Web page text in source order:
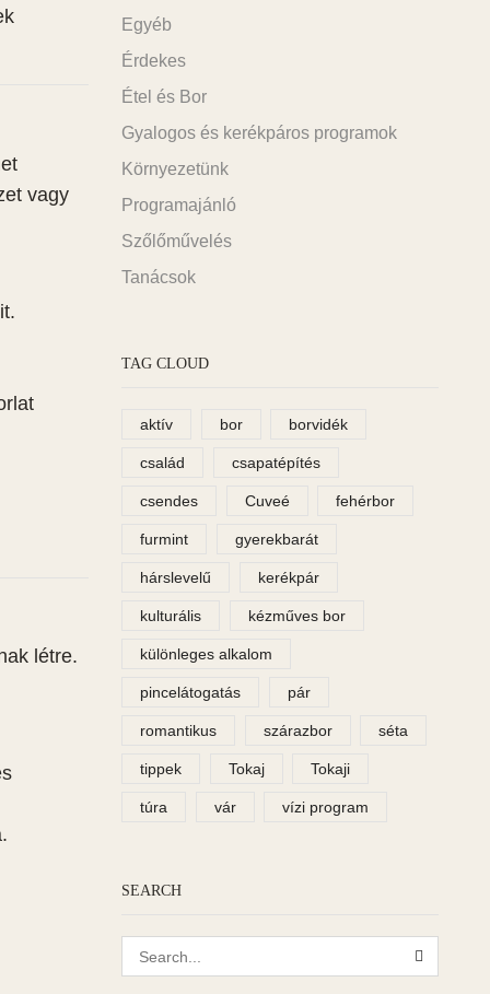
vagy
létre.
Egyéb
Érdekes
Étel és Bor
Gyalogos és kerékpáros programok
Környezetünk
Programajánló
Szőlőművelés
Tanácsok
TAG CLOUD
aktív bor borvidék
család csapatépítés
csendes Cuveé fehérbor
furmint gyerekbarát
hárslevelű kerékpár
kulturális kézműves bor
különleges alkalom
pincelátogatás pár
romantikus szárazbor séta
tippek Tokaj Tokaji
túra vár vízi program
SEARCH